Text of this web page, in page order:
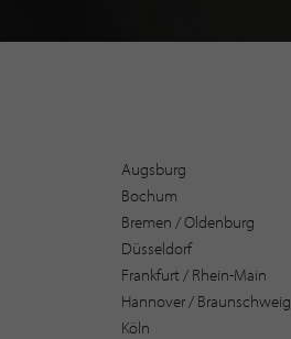
Augsburg
Bochum
Bremen / Oldenburg
Düsseldorf
Frankfurt / Rhein-Main
Hannover / Braunschweig
Köln